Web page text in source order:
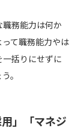
務能力は何か
て職務能力やは
括りにせずに
。
」「マネジ